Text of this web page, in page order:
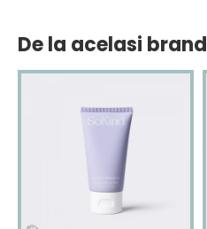
De la acelasi brand